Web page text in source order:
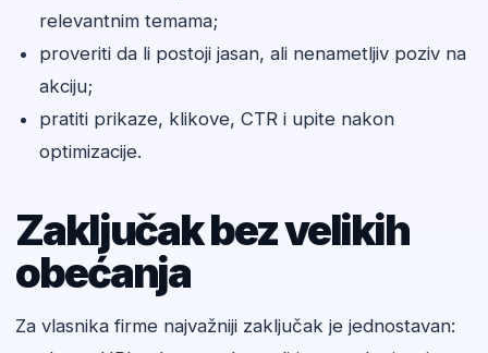
relevantnim temama;
proveriti da li postoji jasan, ali nenametljiv poziv na
akciju;
pratiti prikaze, klikove, CTR i upite nakon
optimizacije.
Zaključak bez velikih
obećanja
Za vlasnika firme najvažniji zaključak je jednostavan: